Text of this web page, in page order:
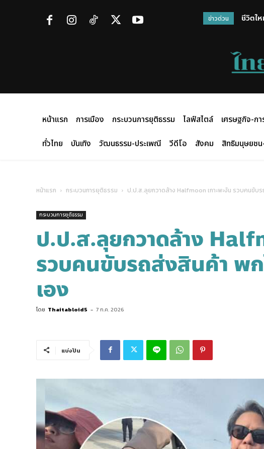
ข่าวด่วน
ชีวิตให
โฆษก
หน้าแรก การเมือง กระบวนการยุติธรรม ไลฟ์สไตล์ เศรษฐกิจ-กา
ทั่วไทย
บันเทิง วัฒนธรรม-ประเพณี วีดีโอ สังคม สิทธิมนุษยชน
หน้าแรก กระบวนการยุติธรรม ป.ป.ส.ลุยกวาดล้าง Halfmoon เกาะพะงัน รวบคนขับ
กระบวนการยุติธรรม
ป.ป.ส.ลุยกวาดล้าง
รวบคนขับรถส่งสินค้า พ
เอง
โดย Thaitabloid5 - 7 ก.ค. 2026
แบ่งปัน